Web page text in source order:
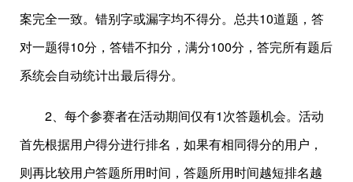
案完全一致。错别字或漏字均不得分。总共10道题，答
对一题得10分，答错不扣分，满分100分，答完所有题后
系统会自动统计出最后得分。
2、每个参赛者在活动期间仅有1次答题机会。活动
首先根据用户得分进行排名，如果有相同得分的用户，
则再比较用户答题所用时间，答题所用时间越短排名越